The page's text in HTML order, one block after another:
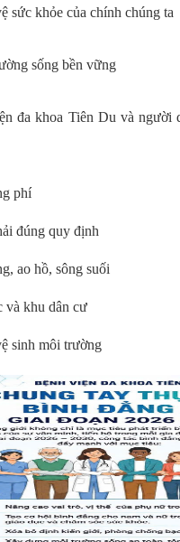
sức khỏe của chính chúng ta
sống bền vững
đa khoa Tiên Du và người
phí
đúng quy định
ao hồ, sông suối
và khu dân cư
sinh môi trường